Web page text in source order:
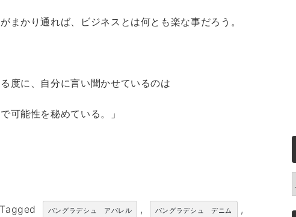
まかり通れば、ビジネスとは何とも楽な事だろう。
度に、自分に言い聞かせているのは
可能性を秘めている。」
Tagged バングラデシュ アパレル , バングラデシュ デニム ,